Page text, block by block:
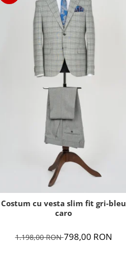
Costum cu vesta slim fit gri-bleu
caro
1.198,00 RON798,00 RON